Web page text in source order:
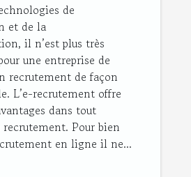
de
et de la
il n’est plus très
une entreprise de
recrutement de façon
L’e-recrutement offre
dans tout
recrutement. Pour bien
en ligne il ne...